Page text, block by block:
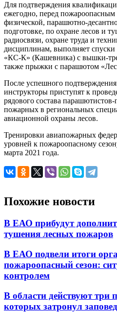
Для подтверждения
ежегодно, перед пожароопасным
физической, парашютно-
подготовке, по охране лесов и
радиосвязи, охране труда и
дисциплинам, выполняет спуски
«КС-К» (Кашевника) с вышки-
также прыжки с парашютом
После успешного
инструкторы приступят к
рядового состава
пожарных в региональных
авиационной охраны лесов.
Тренировки авиапожарных
уровней к пожароопасному
марта 2021 года.
Похожие новости
В ЕАО прибудут
тушения лесных пожаров
В ЕАО подвели итоги
пожароопасный сезон:
контролем
В области действуют три
которых затронул